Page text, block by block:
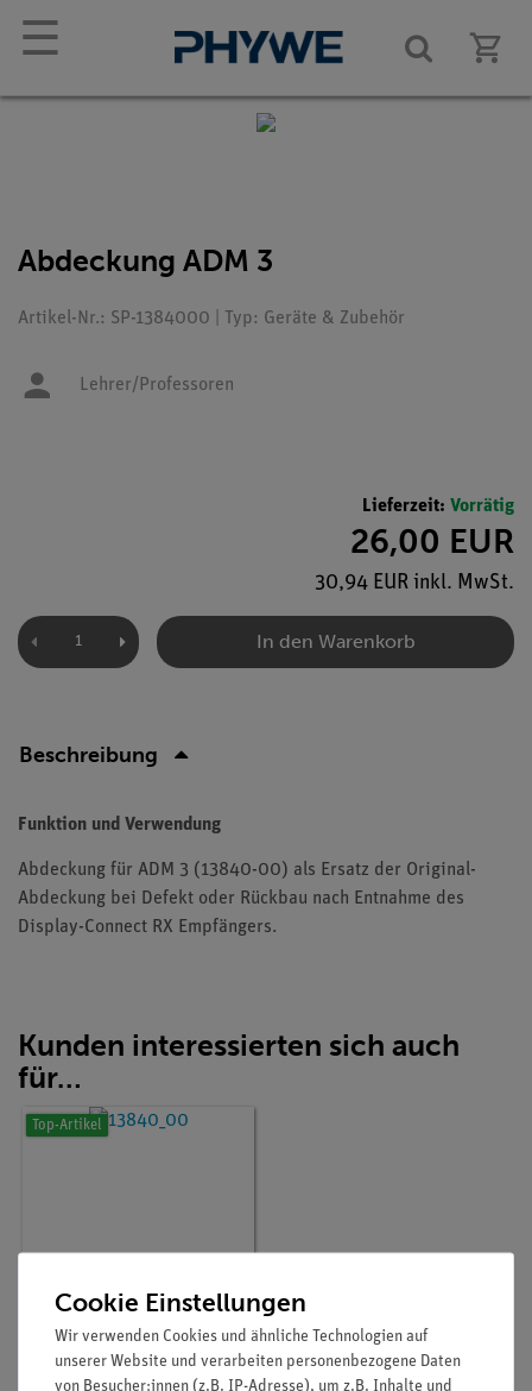
☰
Abdeckung ADM 3
Artikel-Nr.: SP-1384000 | Typ: Geräte & Zubehör
Lehrer/Professoren
Lieferzeit: Vorrätig
26,00 EUR
30,94 EUR inkl. MwSt.
In den Warenkorb
Beschreibung
Funktion und Verwendung
Abdeckung für ADM 3 (13840-00) als Ersatz der Original-
Abdeckung bei Defekt oder Rückbau nach Entnahme des
Display-Connect RX Empfängers.
Kunden interessierten sich auch
für…
Top-Artikel
PHYWE Demo-
Cookie Einstellungen
Wir verwenden Cookies und ähnliche Technologien auf
unserer Website und verarbeiten personenbezogene Daten
von Besucher:innen (z.B. IP-Adresse), um z.B. Inhalte und